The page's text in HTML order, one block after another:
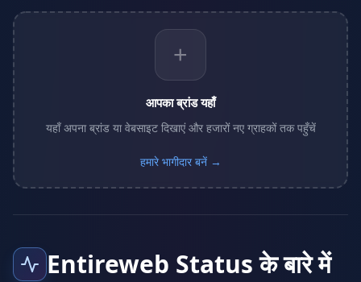
+
आपका ब्रांड यहाँ
यहाँ अपना ब्रांड या वेबसाइट दिखाएं और हजारों नए ग्राहकों तक पहुँचें
हमारे भागीदार बनें →
Entireweb Status के बारे में